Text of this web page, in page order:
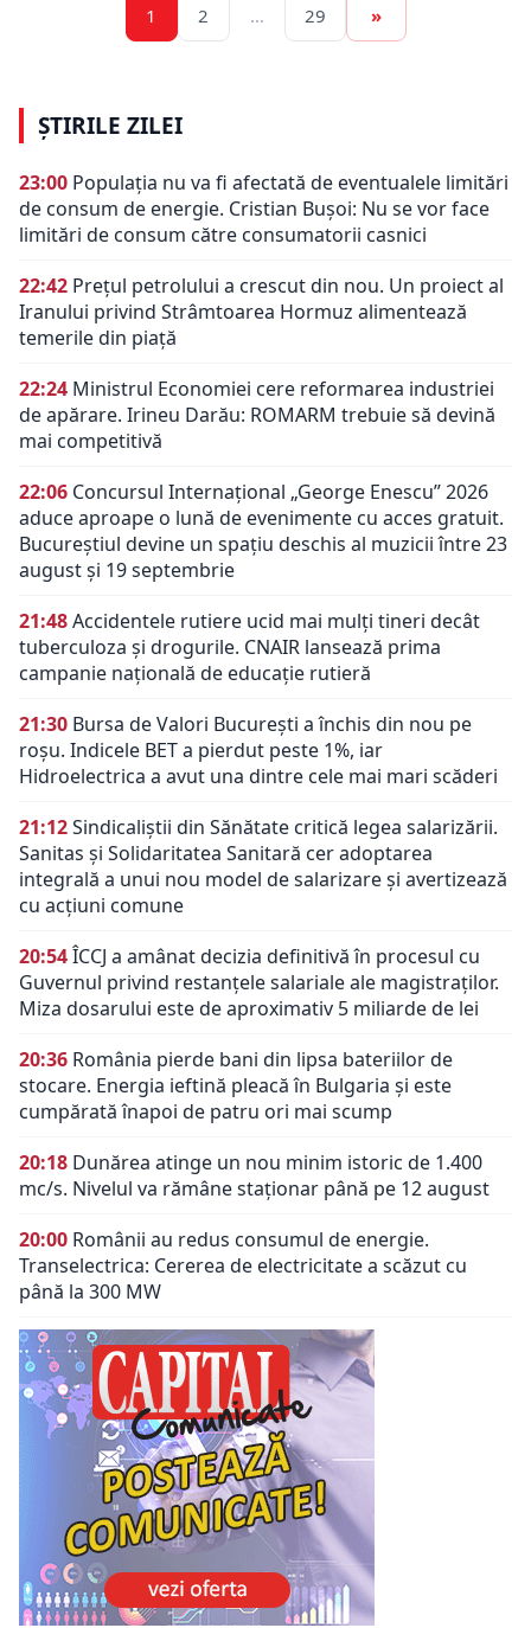
1 2 … 29 »
ȘTIRILE ZILEI
23:00 Populația nu va fi afectată de eventualele limitări
de consum de energie. Cristian Bușoi: Nu se vor face
limitări de consum către consumatorii casnici
22:42 Prețul petrolului a crescut din nou. Un proiect al
Iranului privind Strâmtoarea Hormuz alimentează
temerile din piață
22:24 Ministrul Economiei cere reformarea industriei
de apărare. Irineu Darău: ROMARM trebuie să devină
mai competitivă
22:06 Concursul Internațional „George Enescu” 2026
aduce aproape o lună de evenimente cu acces gratuit.
Bucureștiul devine un spațiu deschis al muzicii între 23
august și 19 septembrie
21:48Accidentele rutiere ucid mai mulți tineri decât
tuberculoza și drogurile. CNAIR lansează prima
campanie națională de educație rutieră
21:30 Bursa de Valori București a închis din nou pe
roșu. Indicele BET a pierdut peste 1%, iar
Hidroelectrica a avut una dintre cele mai mari scăderi
21:12Sindicaliștii din Sănătate critică legea salarizării.
Sanitas și Solidaritatea Sanitară cer adoptarea
integrală a unui nou model de salarizare și avertizează
cu acțiuni comune
20:54ÎCCJ a amânat decizia definitivă în procesul cu
Guvernul privind restanțele salariale ale magistraților.
Miza dosarului este de aproximativ 5 miliarde de lei
20:36 România pierde bani din lipsa bateriilor de
stocare. Energia ieftină pleacă în Bulgaria și este
cumpărată înapoi de patru ori mai scump
20:18 Dunărea atinge un nou minim istoric de 1.400
mc/s. Nivelul va rămâne staționar până pe 12 august
20:00 Românii au redus consumul de energie.
Transelectrica: Cererea de electricitate a scăzut cu
până la 300 MW